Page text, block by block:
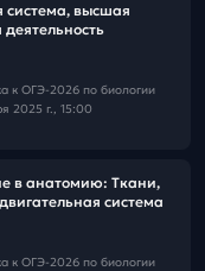
система, высшая
к ОГЭ-2026 по биологии
2025 г., 15:00
в анатомию: Ткани,
система
к ОГЭ-2026 по биологии